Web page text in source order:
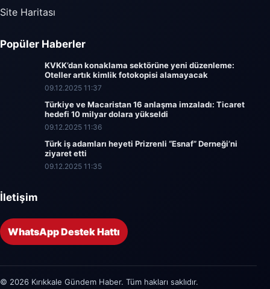
Site Haritası
Popüler Haberler
KVKK’dan konaklama sektörüne yeni düzenleme:
Oteller artık kimlik fotokopisi alamayacak
09.12.2025 11:37
Türkiye ve Macaristan 16 anlaşma imzaladı: Ticaret
hedefi 10 milyar dolara yükseldi
09.12.2025 11:36
Türk iş adamları heyeti Prizrenli “Esnaf” Derneği’ni
ziyaret etti
09.12.2025 11:35
İletişim
WhatsApp Destek Hattı
© 2026 Kırıkkale Gündem Haber. Tüm hakları saklıdır.